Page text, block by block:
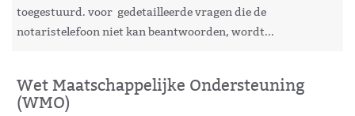
toegestuurd. voor gedetailleerde vragen die de
notaristelefoon niet kan beantwoorden, wordt...
Wet Maatschappelijke Ondersteuning
(WMO)